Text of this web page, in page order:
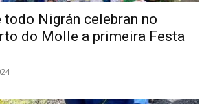
todo Nigrán celebran no
do Molle a primeira Festa